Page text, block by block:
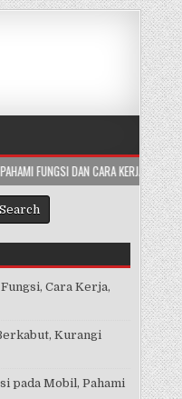
2026-07-29
Cara Kerja,
Kurangi
pada Mobil, Pahami